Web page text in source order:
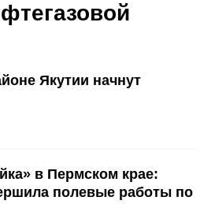
Якутии начнут
в Пермском крае:
полевые работы по